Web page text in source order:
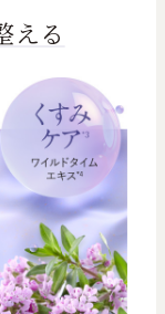
える